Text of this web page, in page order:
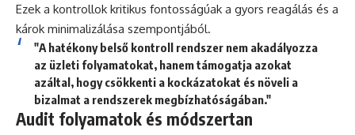
Ezek a kontrollok kritikus fontosságúak a gyors reagálás és a
károk minimalizálása szempontjából.
"A hatékony belső kontroll rendszer nem akadályozza
az üzleti folyamatokat, hanem támogatja azokat
azáltal, hogy csökkenti a kockázatokat és növeli a
bizalmat a rendszerek megbízhatóságában."
Audit folyamatok és módszertan